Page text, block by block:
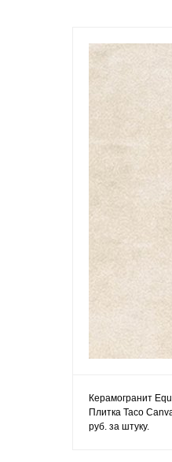
Керамогранит
Плитка Taco
руб. за штуку.